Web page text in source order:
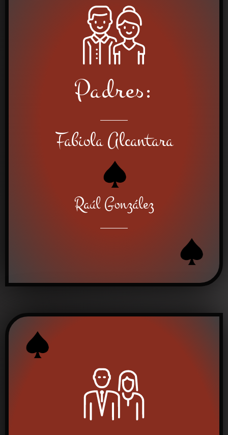
Padres:
Fabiola Alcantara
Raúl González